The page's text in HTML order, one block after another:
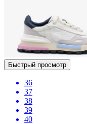
Быстрый просмотр
36
37
38
39
40